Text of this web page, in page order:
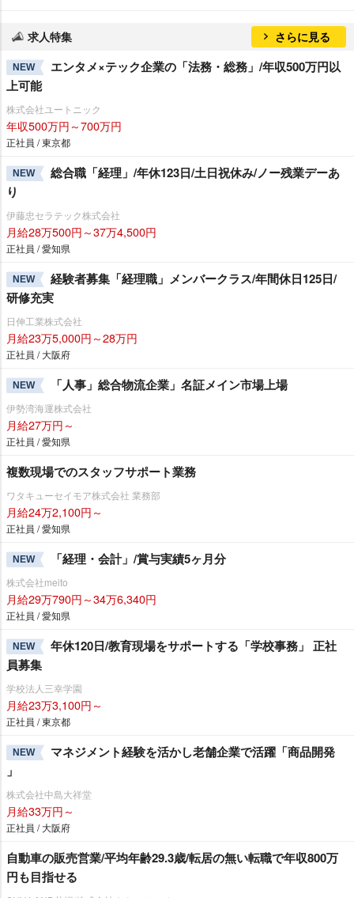
求人特集 さらに見る
NEW
エンタメ×テック企業の「法務・総務」/年収500万円以
上可能
株式会社ユートニック
年収500万円～700万円
正社員 / 東京都
NEW
総合職「経理」/年休123日/土日祝休み/ノー残業デーあ
り
伊藤忠セラテック株式会社
月給28万500円～37万4,500円
正社員 / 愛知県
NEW
経験者募集「経理職」メンバークラス/年間休日125日/
研修充実
日伸工業株式会社
月給23万5,000円～28万円
正社員 / 大阪府
NEW 「人事」総合物流企業」名証メイン市場上場
伊勢湾海運株式会社
月給27万円～
正社員 / 愛知県
複数現場でのスタッフサポート業務
ワタキューセイモア株式会社 業務部
月給24万2,100円～
正社員 / 愛知県
NEW 「経理・会計」/賞与実績5ヶ月分
株式会社meito
月給29万790円～34万6,340円
正社員 / 愛知県
NEW
年休120日/教育現場をサポートする「学校事務」 正社
員募集
学校法人三幸学園
月給23万3,100円～
正社員 / 東京都
NEW
マネジメント経験を活かし老舗企業で活躍「商品開発
」
株式会社中島大祥堂
月給33万円～
正社員 / 大阪府
自動車の販売営業/平均年齢29.3歳/転居の無い転職で年収800万
円も目指せる